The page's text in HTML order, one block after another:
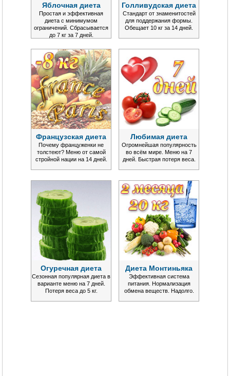
Яблочная диета
Простая и эффективная
диета с минимумом
ограничений. Сбрасывается
до 7 кг за 7 дней.
Голливудская диета
Стандарт от знаменитостей
для поддержания формы.
Обещает 10 кг за 14 дней.
Французская диета
Почему француженки не
толстеют? Меню от самой
стройной нации на 14 дней.
Любимая диета
Огромнейшая популярность
во всём мире. Меню на 7
дней. Быстрая потеря веса.
Огуречная диета
Сезонная популярная диета в
варианте меню на 7 дней.
Потеря веса до 5 кг.
Диета Монтиньяка
Эффективная система
питания. Нормализация
обмена веществ. Надолго.